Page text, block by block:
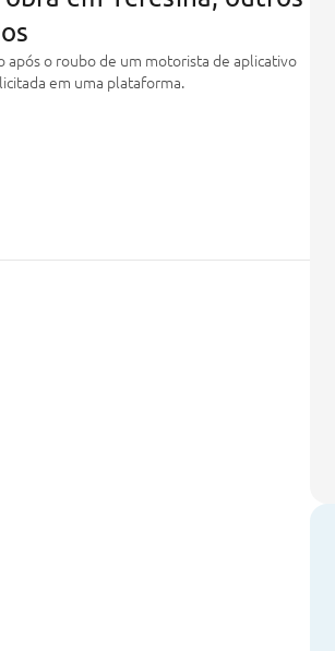
após o roubo de um motorista de aplicativo
em uma plataforma.